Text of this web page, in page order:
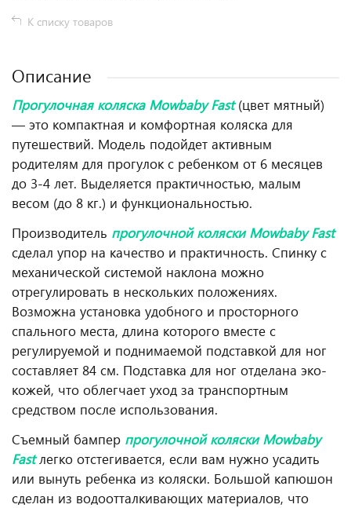
К списку товаров
Описание
Прогулочная коляска Mowbaby Fast (цвет мятный)
— это компактная и комфортная коляска для
путешествий. Модель подойдет активным
родителям для прогулок с ребенком от 6 месяцев
до 3-4 лет. Выделяется практичностью, малым
весом (до 8 кг.) и функциональностью.
Производитель прогулочной коляски Mowbaby Fast
сделал упор на качество и практичность. Спинку с
механической системой наклона можно
отрегулировать в нескольких положениях.
Возможна установка удобного и просторного
спального места, длина которого вместе с
регулируемой и поднимаемой подставкой для ног
составляет 84 см. Подставка для ног отделана эко-
кожей, что облегчает уход за транспортным
средством после использования.
Съемный бампер прогулочной коляски Mowbaby
Fastлегко отстегивается, если вам нужно усадить
или вынуть ребенка из коляски. Большой капюшон
сделан из водоотталкивающих материалов, что